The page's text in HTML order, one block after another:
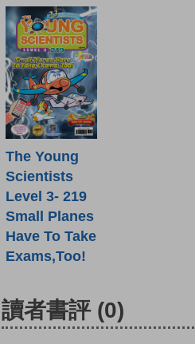
The Young
Scientists
Level 3- 219
Small Planes
Have To Take
Exams,Too!
讀者書評 (0)